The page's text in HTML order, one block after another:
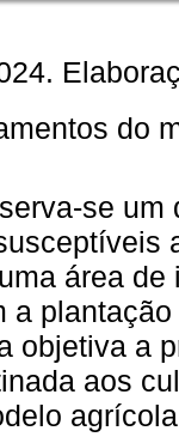
do
se
área
a
objetiva a
aos